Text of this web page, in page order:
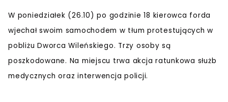
W poniedziałek (26.10) po godzinie 18 kierowca forda
wjechał swoim samochodem w tłum protestujących w
pobliżu Dworca Wileńskiego. Trzy osoby są
poszkodowane. Na miejscu trwa akcja ratunkowa służb
medycznych oraz interwencja policji.